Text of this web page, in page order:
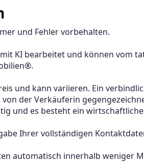
und Fehler vorbehalten.
KI bearbeitet und können vom
und kann variieren. Ein
der Verkäuferin
und es besteht ein
Ihrer vollständigen
automatisch innerhalb weniger